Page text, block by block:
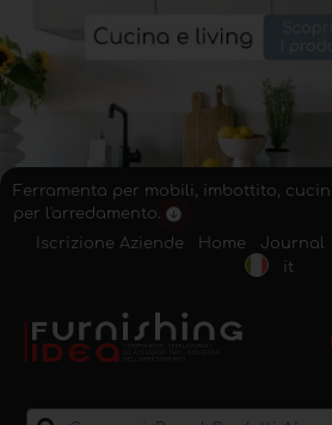
Ferramenta per mobili, imbottito,
per l'arredamento.
Iscrizione Aziende
Home Journal
it